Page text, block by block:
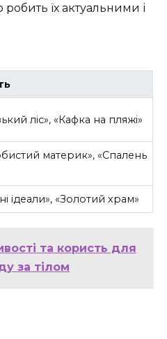
їх актуальними і
ліс», «Кафка на пляжі»
материк», «Спалень
ідеали», «Золотий храм»
та користь для
за тілом